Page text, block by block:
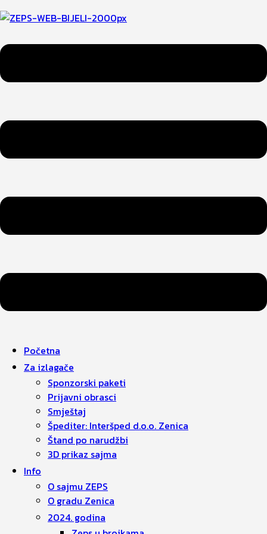
Početna
Za izlagače
Sponzorski paketi
Prijavni obrasci
Smještaj
Špediter: Interšped d.o.o. Zenica
Štand po narudžbi
3D prikaz sajma
Info
O sajmu ZEPS
O gradu Zenica
2024. godina